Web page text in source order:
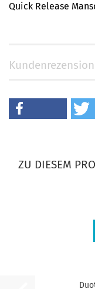
Quick Release
ZU DIESEM